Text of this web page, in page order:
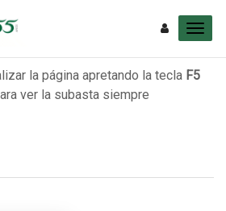
la página apretando la tecla F5
ver la subasta siempre